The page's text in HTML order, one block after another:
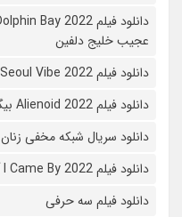
عجیب خلیج دلفین
دانلود فیلم Seoul Vibe 2022 حال و هوای سئول
دانلود فیلم Alienoid 2022 بیگانه
دانلود سریال شبکه مخفی زنان
دانلود فیلم I Came By 2022 آمدم
دانلود فیلم سه حرفی